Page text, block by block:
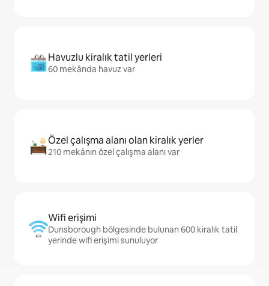
Havuzlu kiralık tatil yerleri
60 mekânda havuz var
Özel çalışma alanı olan kiralık yerler
210 mekânın özel çalışma alanı var
Wifi erişimi
Dunsborough bölgesinde bulunan 600 kiralık tatil
yerinde wifi erişimi sunuluyor